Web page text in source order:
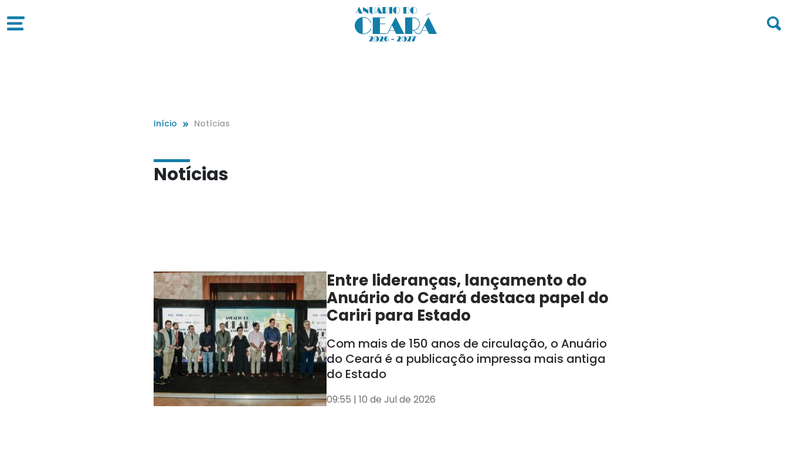
Início Notícias
Notícias
Entre lideranças, lançamento do
Anuário do Ceará destaca papel do
Cariri para Estado
Com mais de 150 anos de circulação, o Anuário
do Ceará é a publicação impressa mais antiga
do Estado
09:55 | 10 de Jul de 2026